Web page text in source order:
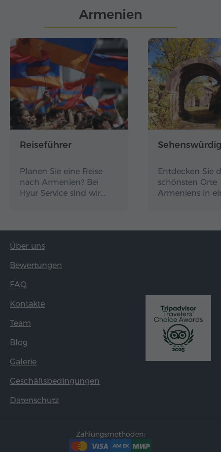
Armenien
Reiseführer
Planen Sie eine Reise
nach Armenien? Bei
Hyur Service sind wir…
Entdecken Sie
schönsten Orte
Armeniens in
Über uns
Bewertungen
FAQ
Kontakte
Team
Blog
Galerie
Geschäftsbedingungen
Datenschutz
Zahlungsmethoden: